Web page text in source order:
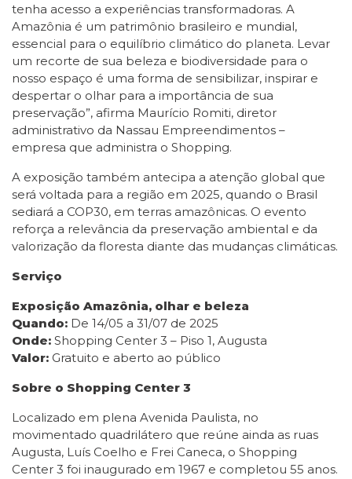
tenha acesso a experiências transformadoras. A
Amazônia é um patrimônio brasileiro e mundial,
essencial para o equilíbrio climático do planeta. Levar
um recorte de sua beleza e biodiversidade para o
nosso espaço é uma forma de sensibilizar, inspirar e
despertar o olhar para a importância de sua
preservação”, afirma Maurício Romiti, diretor
administrativo da Nassau Empreendimentos –
empresa que administra o Shopping.
A exposição também antecipa a atenção global que
será voltada para a região em 2025, quando o Brasil
sediará a COP30, em terras amazônicas. O evento
reforça a relevância da preservação ambiental e da
valorização da floresta diante das mudanças climáticas.
Serviço
Exposição Amazônia, olhar e beleza
Quando: De 14/05 a 31/07 de 2025
Onde: Shopping Center 3 – Piso 1, Augusta
Valor: Gratuito e aberto ao público
Sobre o Shopping Center 3
Localizado em plena Avenida Paulista, no
movimentado quadrilátero que reúne ainda as ruas
Augusta, Luís Coelho e Frei Caneca, o Shopping
Center 3 foi inaugurado em 1967 e completou 55 anos.